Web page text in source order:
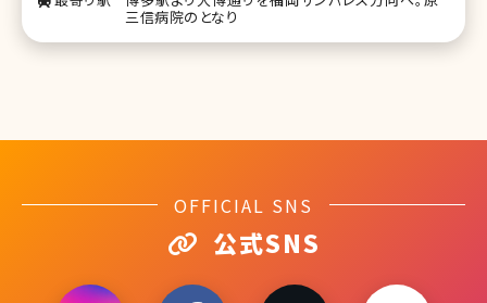
三信病院のとなり
OFFICIAL SNS
公式SNS